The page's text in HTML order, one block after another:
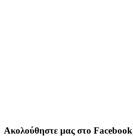
Ακολούθηστε μας στο Facebook